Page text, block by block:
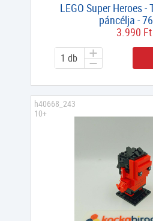
LEGO Super Heroes
páncélja -
3.990 Ft
h40668_243
10+